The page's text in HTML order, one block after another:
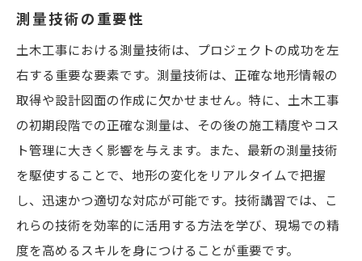
測量技術の重要性
土木工事における測量技術は、プロジェクトの成功を左
右する重要な要素です。測量技術は、正確な地形情報の
取得や設計図面の作成に欠かせません。特に、土木工事
の初期段階での正確な測量は、その後の施工精度やコス
ト管理に大きく影響を与えます。また、最新の測量技術
を駆使することで、地形の変化をリアルタイムで把握
し、迅速かつ適切な対応が可能です。技術講習では、こ
れらの技術を効率的に活用する方法を学び、現場での精
度を高めるスキルを身につけることが重要です。